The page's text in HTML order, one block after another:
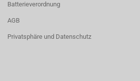
Batterieverordnung
AGB
Privatsphäre und Datenschutz